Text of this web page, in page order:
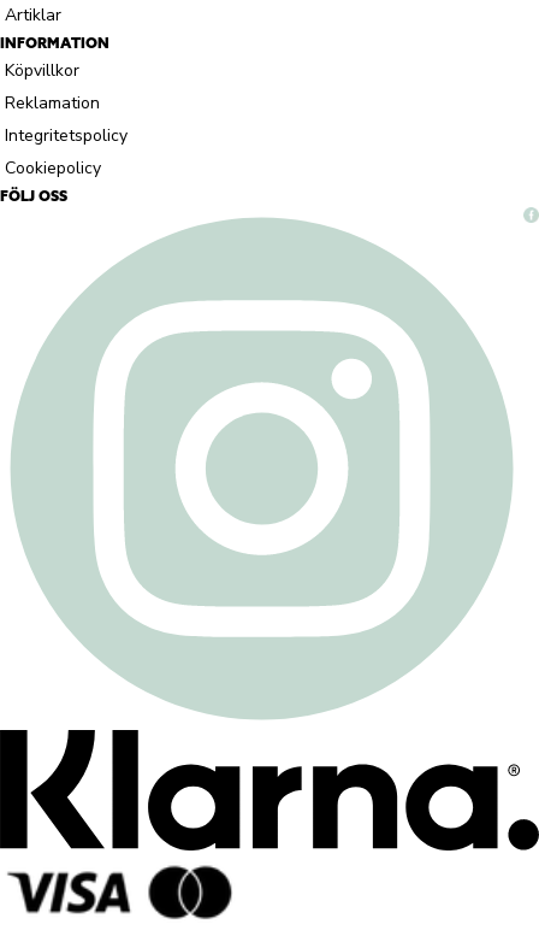
Artiklar
INFORMATION
Köpvillkor
Reklamation
Integritetspolicy
Cookiepolicy
FÖLJ OSS